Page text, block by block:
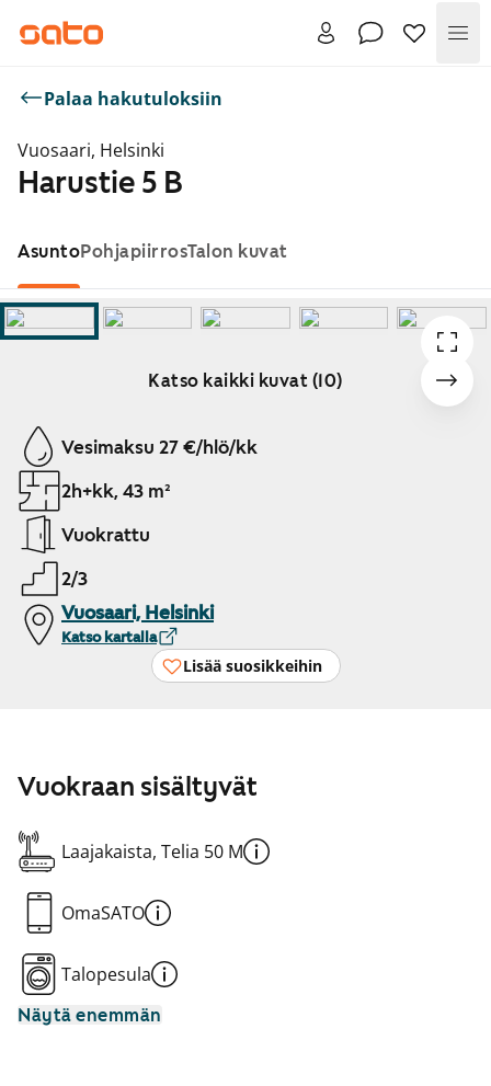
Palaa hakutuloksiin
Vuosaari, Helsinki
Harustie 5 B
AsuntoPohjapiirrosTalon kuvat
Katso kaikki kuvat (10)
Näytetään dia 1 / 10
Vesimaksu 27 €/hlö/kk
2h+kk, 43 m²
Vuokrattu
2/3
Vuosaari, Helsinki
Katso kartalla
Lisää suosikkeihin
Vuokraan sisältyvät
Laajakaista, Telia 50 M
OmaSATO
Talopesula
Näytä enemmän